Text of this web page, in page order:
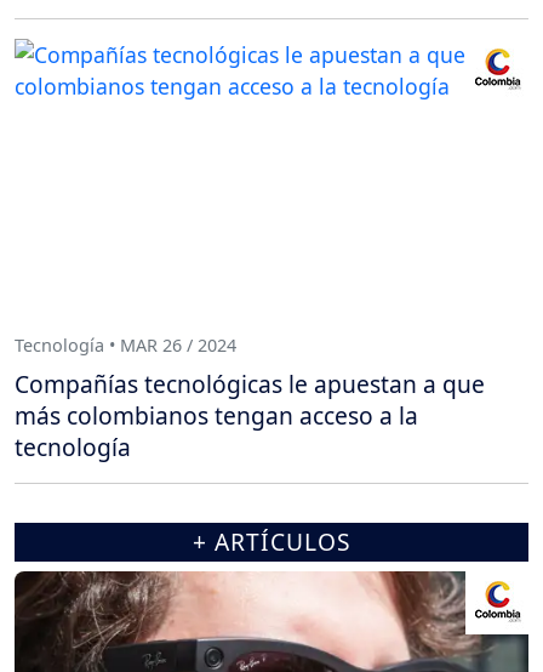
Tecnología • MAR 26 / 2024
Compañías tecnológicas le apuestan a que
más colombianos tengan acceso a la
tecnología
+ ARTÍCULOS